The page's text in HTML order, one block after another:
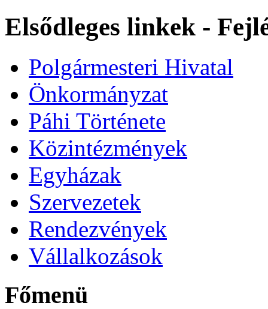
Elsődleges linkek -
Polgármesteri Hivatal
Önkormányzat
Páhi Története
Közintézmények
Egyházak
Szervezetek
Rendezvények
Vállalkozások
Főmenü